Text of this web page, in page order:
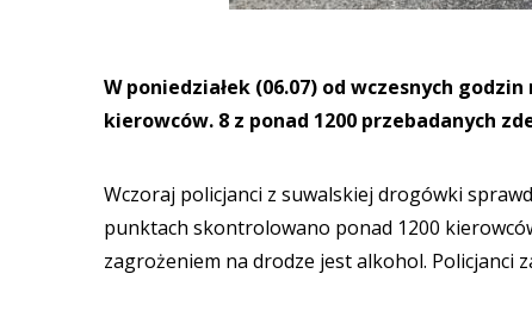
W poniedziałek (06.07) od wczesnych
kierowców. 8 z ponad 1200 przebadanych
Wczoraj policjanci z suwalskiej drogówki
punktach skontrolowano ponad 1200
zagrożeniem na drodze jest alkohol.